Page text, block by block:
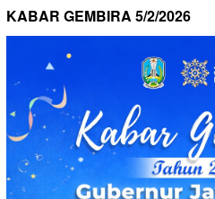
KABAR GEMBIRA 5/2/2026